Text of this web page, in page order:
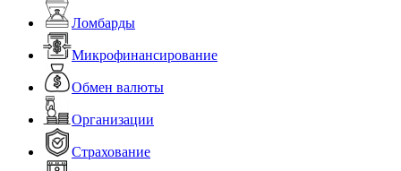
Ломбарды
Микрофинансирование
Обмен валюты
Организации
Страхование